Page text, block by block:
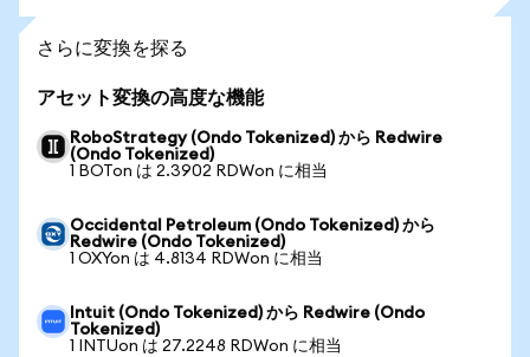
さらに変換を探る
アセット変換の高度な機能
RoboStrategy (Ondo Tokenized) から Redwire
(Ondo Tokenized)
1 BOTon は 2.3902 RDWon に相当
Occidental Petroleum (Ondo Tokenized) から
Redwire (Ondo Tokenized)
1 OXYon は 4.8134 RDWon に相当
Intuit (Ondo Tokenized) から Redwire (Ondo
Tokenized)
1 INTUon は 27.2248 RDWon に相当